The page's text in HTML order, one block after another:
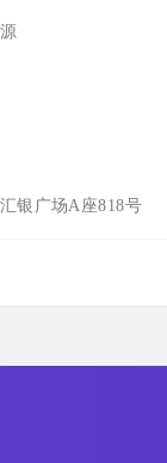
银广场A座818号